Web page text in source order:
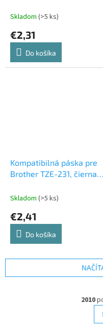
Skladom (>5 ks)
€2,31
Do košíka
Kompatibilná páska pre
Brother TZE-231, čierna
laminovaná, 8m, 12mm
Skladom (>5 ks)
€2,41
Do košíka
2010